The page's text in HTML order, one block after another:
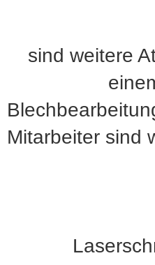
sind weitere
Mitarbeiter sind